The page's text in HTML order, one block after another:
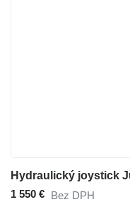
1 550 € Bez DPH